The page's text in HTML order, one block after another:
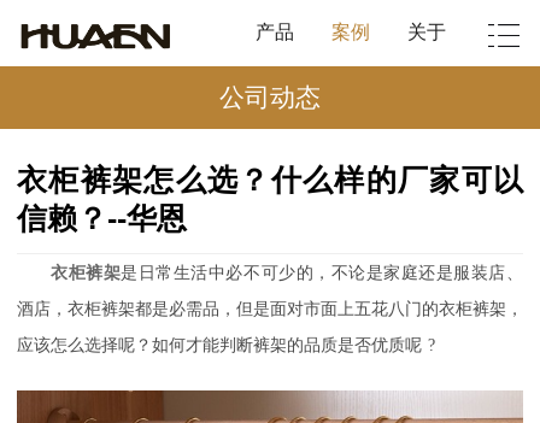
产品 案例 关于
公司动态
衣柜裤架怎么选？什么样的厂家可以
信赖？--华恩
衣柜裤架是日常生活中必不可少的，不论是家庭还是服装店、
酒店，衣柜裤架都是必需品，但是面对市面上五花八门的衣柜裤架，
应该怎么选择呢？如何才能判断裤架的品质是否优质呢 ?